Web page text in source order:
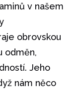
v našem
obrovskou
odměn,
Jeho
nám něco